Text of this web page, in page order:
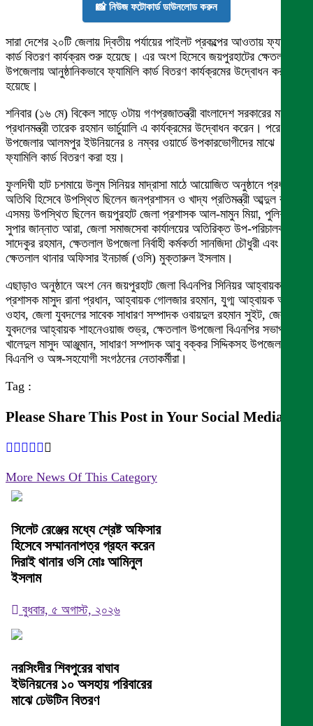
📸 নিউজ ফটোকার্ড ডাউনলোড করুন
সারা দেশের ২০টি জেলায় দ্বিতীয় পর্যায়ের পাইলট প্রকল্পের আওতায় ফ্যামিলি
কার্ড বিতরণ কার্যক্রম শুরু হয়েছে। এর অংশ হিসেবে জয়পুরহাটের ক্ষেতলাল
উপজেলায় আনুষ্ঠানিকভাবে ফ্যামিলি কার্ড বিতরণ কার্যক্রমের উদ্বোধন করা
হয়েছে।
শনিবার (১৬ মে) বিকেল সাড়ে ৩টায় গণপ্রজাতন্ত্রী বাংলাদেশ সরকারের মাননীয়
প্রধানমন্ত্রী তারেক রহমান ভার্চুয়ালি এ কার্যক্রমের উদ্বোধন করেন। পরে
উপজেলার আলমপুর ইউনিয়নের ৪ নম্বর ওয়ার্ডে উপকারভোগীদের মাঝে
ফ্যামিলি কার্ড বিতরণ করা হয়।
ফুলদিঘী হাট চশমায়ে উলুম সিনিয়র মাদ্রাসা মাঠে আয়োজিত অনুষ্ঠানে প্রধান
অতিথি হিসেবে উপস্থিত ছিলেন জনপ্রশাসন ও খাদ্য প্রতিমন্ত্রী আব্দুল বারী।
এসময় উপস্থিত ছিলেন জয়পুরহাট জেলা প্রশাসক আল-মামুন মিয়া, পুলিশ
সুপার জান্নাত আরা, জেলা সমাজসেবা কার্যালয়ের অতিরিক্ত উপ-পরিচালক
সাদেকুর রহমান, ক্ষেতলাল উপজেলা নির্বাহী কর্মকর্তা সানজিদা চৌধুরী এবং
ক্ষেতলাল থানার অফিসার ইনচার্জ (ওসি) মুক্তারুল ইসলাম।
এছাড়াও অনুষ্ঠানে অংশ নেন জয়পুরহাট জেলা বিএনপির সিনিয়র আহ্বায়ক ও
প্রশাসক মাসুদ রানা প্রধান, আহ্বায়ক গোলজার রহমান, যুগ্ম আহ্বায়ক আব্দুল
ওহাব, জেলা যুবদলের সাবেক সাধারণ সম্পাদক ওবায়দুল রহমান সুইট, জেলা
যুবদলের আহ্বায়ক শাহনেওয়াজ শুভ্র, ক্ষেতলাল উপজেলা বিএনপির সভাপতি
খালেদুল মাসুদ আঞ্জুমান, সাধারণ সম্পাদক আবু বক্কর সিদ্দিকসহ উপজেলা
বিএনপি ও অঙ্গ-সহযোগী সংগঠনের নেতাকর্মীরা।
Tag :
Please Share This Post in Your Social Media
More News Of This Category
সিলেট রেঞ্জের মধ্যে শ্রেষ্ট অফিসার
হিসেবে সম্মাননাপত্র গ্রহন করেন
দিরাই থানার ওসি মোঃ আমিনুল
ইসলাম
বুধবার, ৫ অগাস্ট, ২০২৬
নরসিংদীর শিবপুরের বাঘাব
ইউনিয়নের ১০ অসহায় পরিবারের
মাঝে ঢেউটিন বিতরণ